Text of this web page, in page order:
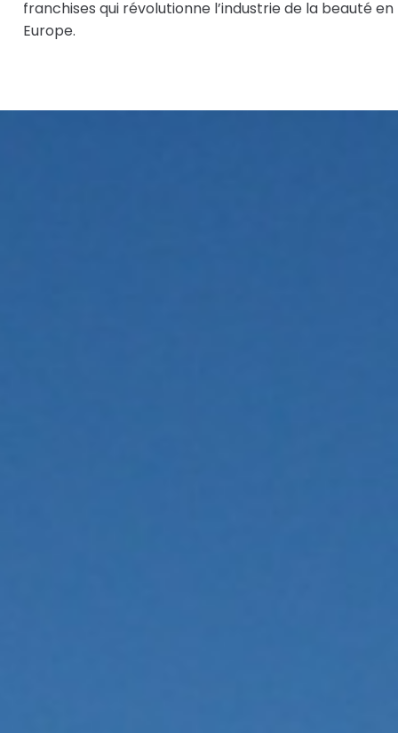
franchises qui révolutionne l’industrie de la beauté en
Europe.